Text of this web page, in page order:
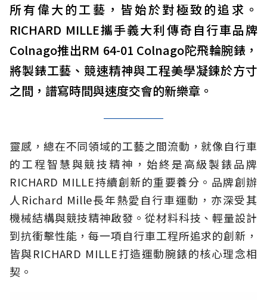
所有偉大的工藝，皆始於對極致的追求。
RICHARD MILLE攜手義大利傳奇自行車品牌
Colnago推出RM 64-01 Colnago陀飛輪腕錶，
將製錶工藝、競速精神與工程美學凝鍊於方寸
之間，譜寫時間與速度交會的新樂章。
靈感，總在不同領域的工藝之間流動，就像自行車
的工程智慧與競技精神，始終是高級製錶品牌
RICHARD MILLE持續創新的重要養分。品牌創辦
人Richard Mille長年熱愛自行車運動，亦深受其
機械結構與競技精神啟發。從材料科技、輕量設計
到抗衝擊性能，每一項自行車工程所追求的創新，
皆與RICHARD MILLE打造運動腕錶的核心理念相
契。